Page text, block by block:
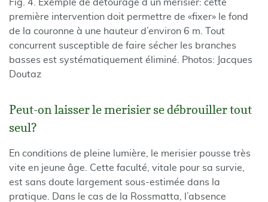
Fig. 4. Exemple de détourage d’un merisier: cette
première intervention doit permettre de «fixer» le fond
de la couronne à une hauteur d’environ 6 m. Tout
concurrent susceptible de faire sécher les branches
basses est systématiquement éliminé. Photos: Jacques
Doutaz
Peut-on laisser le merisier se débrouiller tout
seul?
En conditions de pleine lumière, le merisier pousse très
vite en jeune âge. Cette faculté, vitale pour sa survie,
est sans doute largement sous-estimée dans la
pratique. Dans le cas de la Rossmatta, l’absence